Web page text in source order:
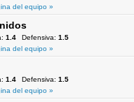
del equipo »
1.4 Defensiva: 1.5
del equipo »
1.4 Defensiva: 1.5
del equipo »